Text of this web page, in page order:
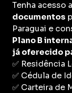
Tenha acesso
documentos
Paraguai e
Plano B
já oferecido
✅ Residência
✅ Cédula de
✅ Carteira de